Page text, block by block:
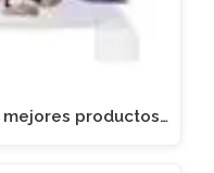
productos…